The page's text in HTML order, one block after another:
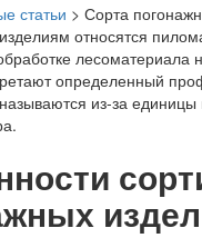
статьи > Сорта
относятся
лесоматериала
определенный
из-за